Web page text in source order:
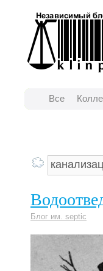
Все
Блог им. septic